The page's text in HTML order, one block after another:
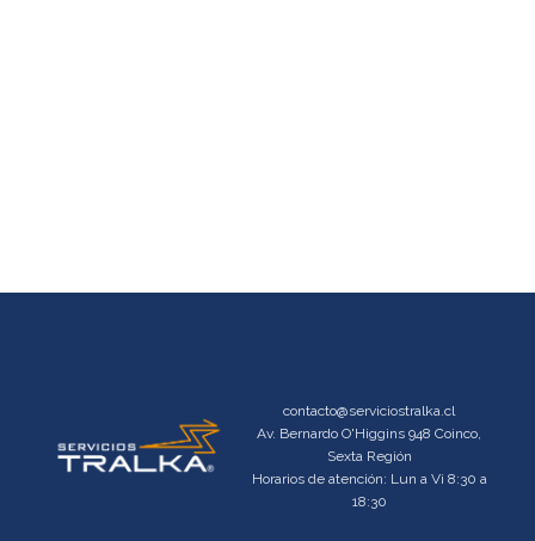
contacto@serviciostralka.cl
Av. Bernardo O'Higgins 948 Coinco,
Sexta Región
Horarios de atención: Lun a Vi 8:30 a
18:30